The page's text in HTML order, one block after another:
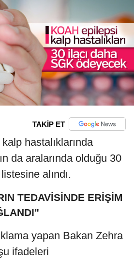
TAKİP ET
hastalıklarında
da aralarında olduğu 30
alındı.
TEDAVİSİNDE ERİŞİM
yapan Bakan Zehra
ifadeleri